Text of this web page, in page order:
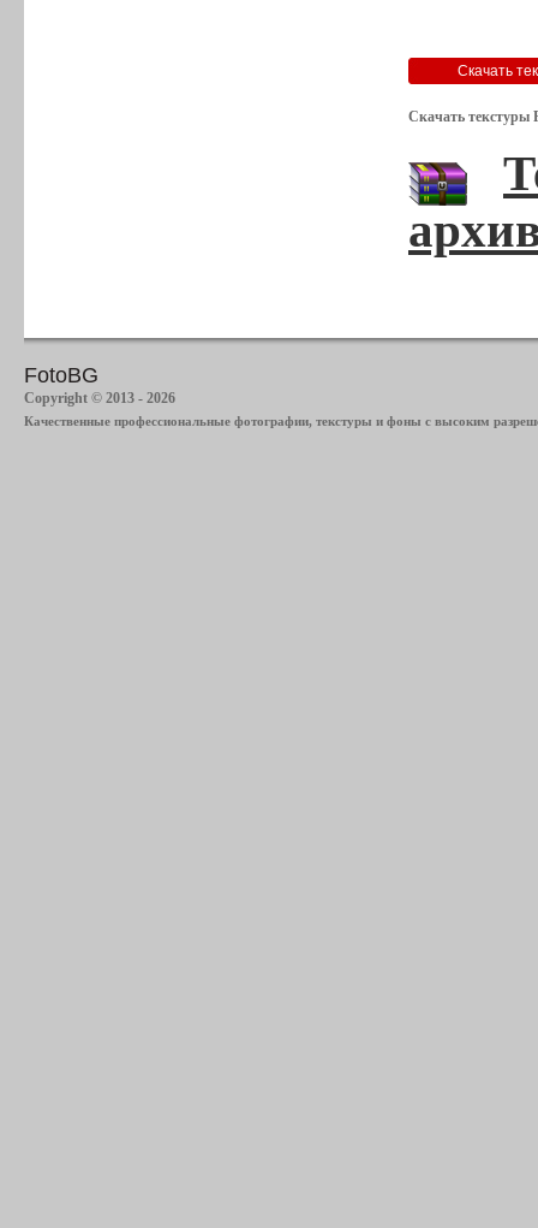
Скачать текстуры
FotoBG
Copyright © 2013 - 2026
Качественные профессиональные фотографии, текстуры и фоны с высоким